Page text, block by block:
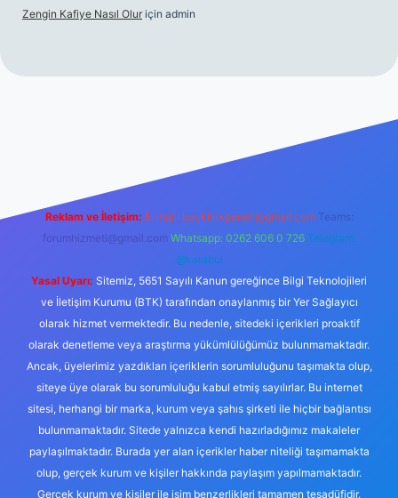
Zengin Kafiye Nasıl Olur için admin
Reklam ve İletişim: E-mail: backlinkpaneli@gmail.com Teams:
forumhizmeti@gmail.com Whatsapp: 0262 606 0 726 Telegram:
@karabul
Yasal Uyarı: Sitemiz, 5651 Sayılı Kanun gereğince Bilgi Teknolojileri
ve İletişim Kurumu (BTK) tarafından onaylanmış bir Yer Sağlayıcı
olarak hizmet vermektedir. Bu nedenle, sitedeki içerikleri proaktif
olarak denetleme veya araştırma yükümlülüğümüz bulunmamaktadır.
Ancak, üyelerimiz yazdıkları içeriklerin sorumluluğunu taşımakta olup,
siteye üye olarak bu sorumluluğu kabul etmiş sayılırlar. Bu internet
sitesi, herhangi bir marka, kurum veya şahıs şirketi ile hiçbir bağlantısı
bulunmamaktadır. Sitede yalnızca kendi hazırladığımız makaleler
paylaşılmaktadır. Burada yer alan içerikler haber niteliği taşımamakta
olup, gerçek kurum ve kişiler hakkında paylaşım yapılmamaktadır.
Gerçek kurum ve kişiler ile isim benzerlikleri tamamen tesadüfidir.